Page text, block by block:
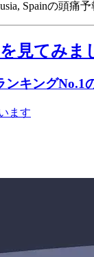
Spainの頭痛
見てみま
キングNo.1
ます